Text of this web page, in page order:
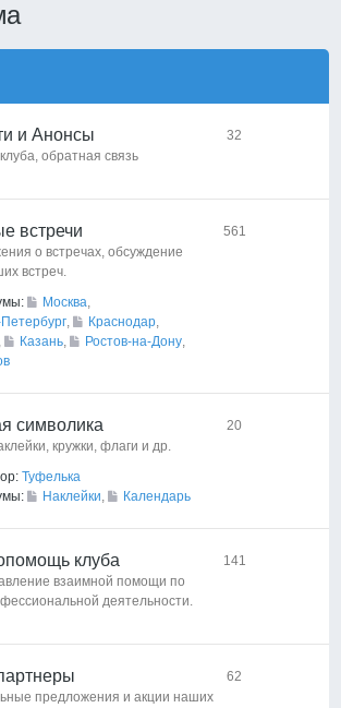
и Анонсы
обратная связь
32
встречи
о встречах, обсуждение
встреч.
Москва,
, Краснодар,
, Казань, Ростов-на-Дону,
561
символика
кружки, флаги и др.
Туфелька
Наклейки, Календарь
20
клуба
взаимной помощи по
деятельности.
141
предложения и акции наших
62